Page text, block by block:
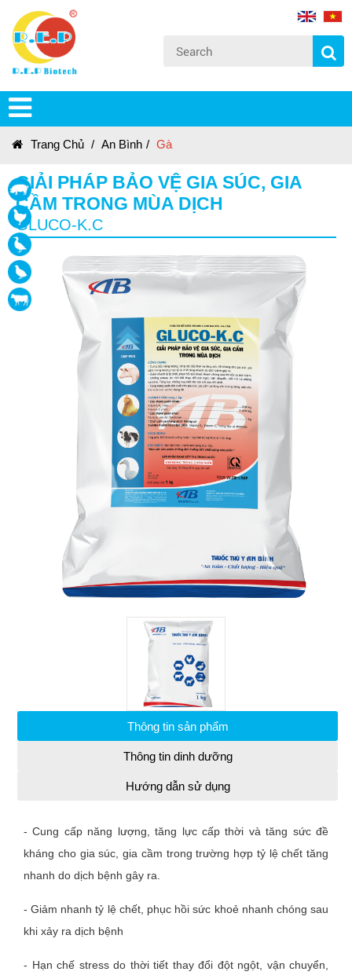
Trang Chủ / An Bình / Gà
GIẢI PHÁP BẢO VỆ GIA SÚC, GIA
CẦM TRONG MÙA DỊCH
GLUCO-K.C
Thông tin sản phẩm
Thông tin dinh dưỡng
Hướng dẫn sử dụng
- Cung cấp năng lượng, tăng lực cấp thời và tăng sức đề
kháng cho gia súc, gia cầm trong trường hợp tỷ lệ chết tăng
nhanh do dịch bệnh gây ra.
- Giảm nhanh tỷ lệ chết, phục hồi sức khoẻ nhanh chóng sau
khi xảy ra dịch bệnh
- Hạn chế stress do thời tiết thay đổi đột ngột, vận chuyển,